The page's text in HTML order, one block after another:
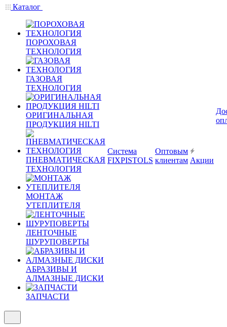
Каталог
ПОРОХОВАЯ
ТЕХНОЛОГИЯ
ГАЗОВАЯ
ТЕХНОЛОГИЯ
ОРИГИНАЛЬНАЯ
ПРОДУКЦИЯ HILTI
ПНЕВМАТИЧЕСКАЯ
ТЕХНОЛОГИЯ
МОНТАЖ
УТЕПЛИТЕЛЯ
ЛЕНТОЧНЫЕ
ШУРУПОВЕРТЫ
АБРАЗИВЫ И
АЛМАЗНЫЕ ДИСКИ
ЗАПЧАСТИ
Система
FIXPISTOLS
Оптовым
клиентам Акции